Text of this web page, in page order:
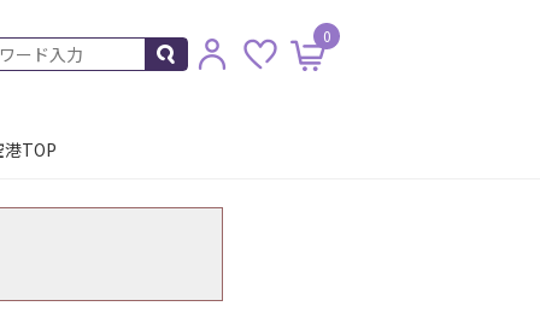
0
TOP